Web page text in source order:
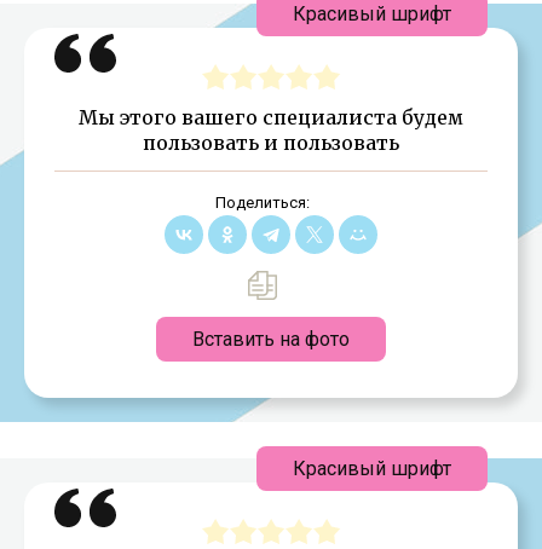
Мы этого вашего специалиста будем
пользовать и пользовать
Поделиться:
Вставить на фото
Красивый шрифт
Красивый шрифт